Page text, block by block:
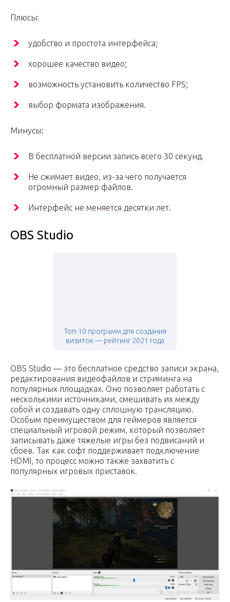
Плюсы:
удобство и простота интерфейса;
хорошее качество видео;
возможность установить количество FPS;
выбор формата изображения.
Минусы:
В бесплатной версии запись всего 30 секунд.
Не сжимает видео, из-за чего получается
огромный размер файлов.
Интерфейс не меняется десятки лет.
OBS Studio
Топ-10 программ для создания
визиток — рейтинг 2021 года
OBS Studio — это бесплатное средство записи экрана,
редактирования видеофайлов и стриминга на
популярных площадках. Оно позволяет работать с
несколькими источниками, смешивать их между
собой и создавать одну сплошную трансляцию.
Особым преимуществом для геймеров является
специальный игровой режим, который позволяет
записывать даже тяжелые игры без подвисаний и
сбоев. Так как софт поддерживает подключение
HDMI, то процесс можно также захватить с
популярных игровых приставок.